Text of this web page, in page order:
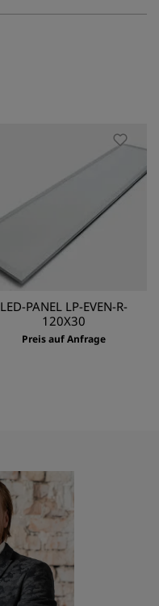
LED-PANEL LP-EVEN-R-
120X30
Preis auf Anfrage